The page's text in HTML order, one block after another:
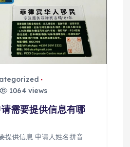
1064 views
需要提供信息有哪
提供信息 申请人姓名拼音